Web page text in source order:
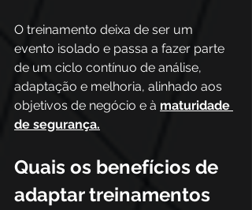
O treinamento deixa de ser um
evento isolado e passa a fazer parte
de um ciclo contínuo de análise,
adaptação e melhoria, alinhado aos
objetivos de negócio e à maturidade
de segurança.
Quais os benefícios de
adaptar treinamentos